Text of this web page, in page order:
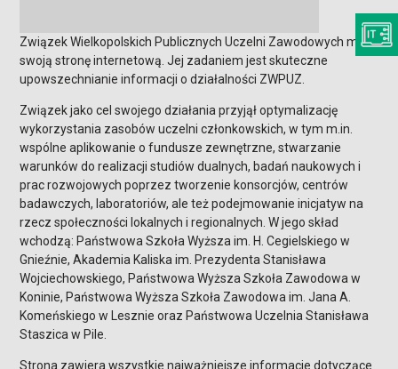
Związek Wielkopolskich Publicznych Uczelni Zawodowych ma
swoją stronę internetową. Jej zadaniem jest skuteczne
upowszechnianie informacji o działalności ZWPUZ.
Związek jako cel swojego działania przyjął optymalizację
wykorzystania zasobów uczelni członkowskich, w tym m.in.
wspólne aplikowanie o fundusze zewnętrzne, stwarzanie
warunków do realizacji studiów dualnych, badań naukowych i
prac rozwojowych poprzez tworzenie konsorcjów, centrów
badawczych, laboratoriów, ale też podejmowanie inicjatyw na
rzecz społeczności lokalnych i regionalnych. W jego skład
wchodzą: Państwowa Szkoła Wyższa im. H. Cegielskiego w
Gnieźnie, Akademia Kaliska im. Prezydenta Stanisława
Wojciechowskiego, Państwowa Wyższa Szkoła Zawodowa w
Koninie, Państwowa Wyższa Szkoła Zawodowa im. Jana A.
Komeńskiego w Lesznie oraz Państwowa Uczelnia Stanisława
Staszica w Pile.
Strona zawiera wszystkie najważniejsze informacje dotyczące